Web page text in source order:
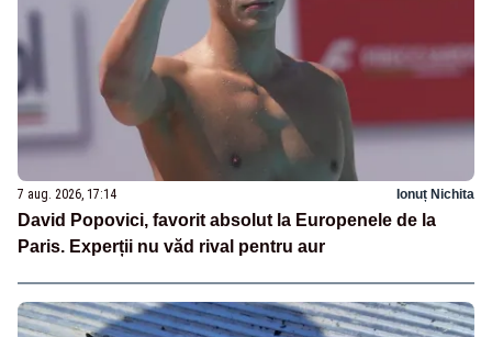
7 aug. 2026, 17:14 Ionuț Nichita
David Popovici, favorit absolut la Europenele de la
Paris. Experții nu văd rival pentru aur